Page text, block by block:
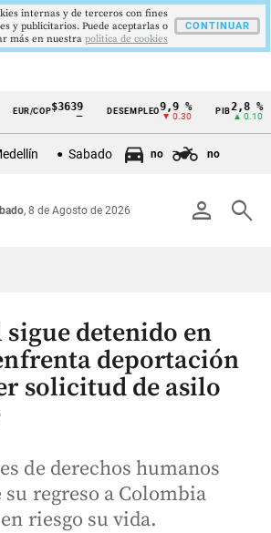
$3639
—
DESEMPLEO9,9 %
▼ 0.30
PIB 2,8 %
▲ 0.10
Sabado no no
person search
, 8 de Agosto de 2026
sigue detenido en
deportación
solicitud de asilo
de derechos humanos
regreso a Colombia
riesgo su vida.
internas y de terceros con fines
y publicitarios. Puede aceptarlas o
más en nuestra politica de cookies
CONTINUAR